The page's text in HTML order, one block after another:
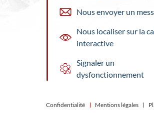
Nous envoyer un
Nous localiser sur la
interactive
Signaler un
dysfonctionnement
Confidentialité Mentions légales